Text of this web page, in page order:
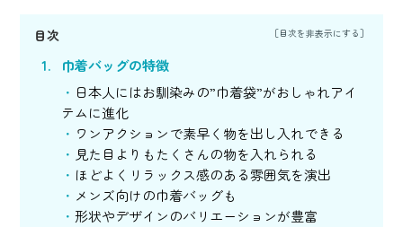
目次
巾着バッグの特徴
日本人にはお馴染みの”巾着袋”がおしゃれアイ
テムに進化
ワンアクションで素早く物を出し入れできる
見た目よりもたくさんの物を入れられる
ほどよくリラックス感のある雰囲気を演出
メンズ向けの巾着バッグも
形状やデザインのバリエーションが豊富